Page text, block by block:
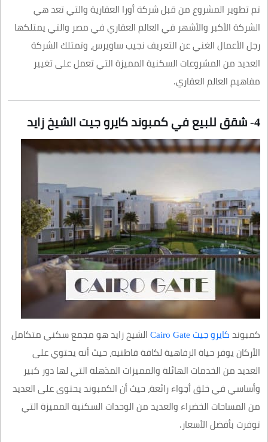
تم تطوير المشروع من قبل شركة أورا العقارية والتي تعد هي
الشركة الأكبر والأشهر في العالم العقاري في مصر والتي يمتلكها
رجل الأعمال الغني عن التعريف نجيب ساويرس، وتمتلك الشركة
العديد من المشروعات السكنية المميزة التي تعمل على تغيير
مفاهيم العالم العقاري.
4- شقق للبيع في كمبوند كايرو جيت الشيخ زايد
كمبوند كايرو جيت Cairo Gate
الشيخ زايد هو مجمع سكني متكامل
الأركان يوفر حياة الرفاهية لكافة قاطنيه، حيث أنه يحتوي على
العديد من الخدمات الهائلة والمميزات المذهلة التي لها دور كبير
وأساسي في خلق أجواء رائعة، حيث أن الكمبوند يحتوى على العديد
من المساحات الخضراء والعديد من الوحدات السكنية المميزة التي
توفرت بأفضل الأسعار.